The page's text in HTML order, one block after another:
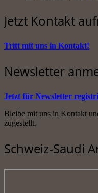
Jetzt Kontakt
Tritt mit uns in Kontakt!
Newsletter
Jetzt für Newsletter
Bleibe mit uns in Kontakt
zugestellt.
Schweiz-Saudi